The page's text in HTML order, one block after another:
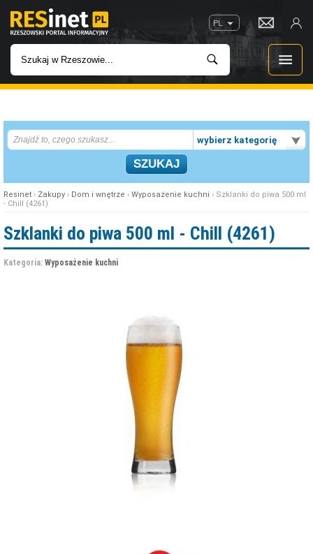
PL
INWESTYCJE
IMPREZY
W KINACH
wybierz kategorię
Resinet › Zakupy › Dom i wnętrze › Wyposażenie kuchni › Szklanki do piwa 500 ml
- Chill (4261)
Szklanki do piwa 500 ml - Chill (4261)
Kategoria: Wyposażenie kuchni